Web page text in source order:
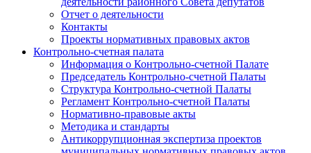
Отчет о деятельности
Контакты
Проекты нормативных правовых актов
Контрольно-счетная палата
Информация о Контрольно-счетной Палате
Председатель Контрольно-счетной Палаты
Структура Контрольно-счетной Палаты
Регламент Контрольно-счетной Палаты
Нормативно-правовые акты
Методика и стандарты
Антикоррупционная экспертиза проектов